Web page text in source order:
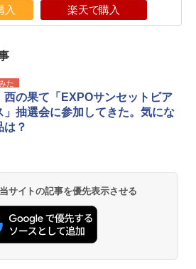
入 楽天で購入
た
西の果て「EXPOサンセットビア
」抽選会に参加してきた。気にな
は？
サイトの記事を優先表示させる